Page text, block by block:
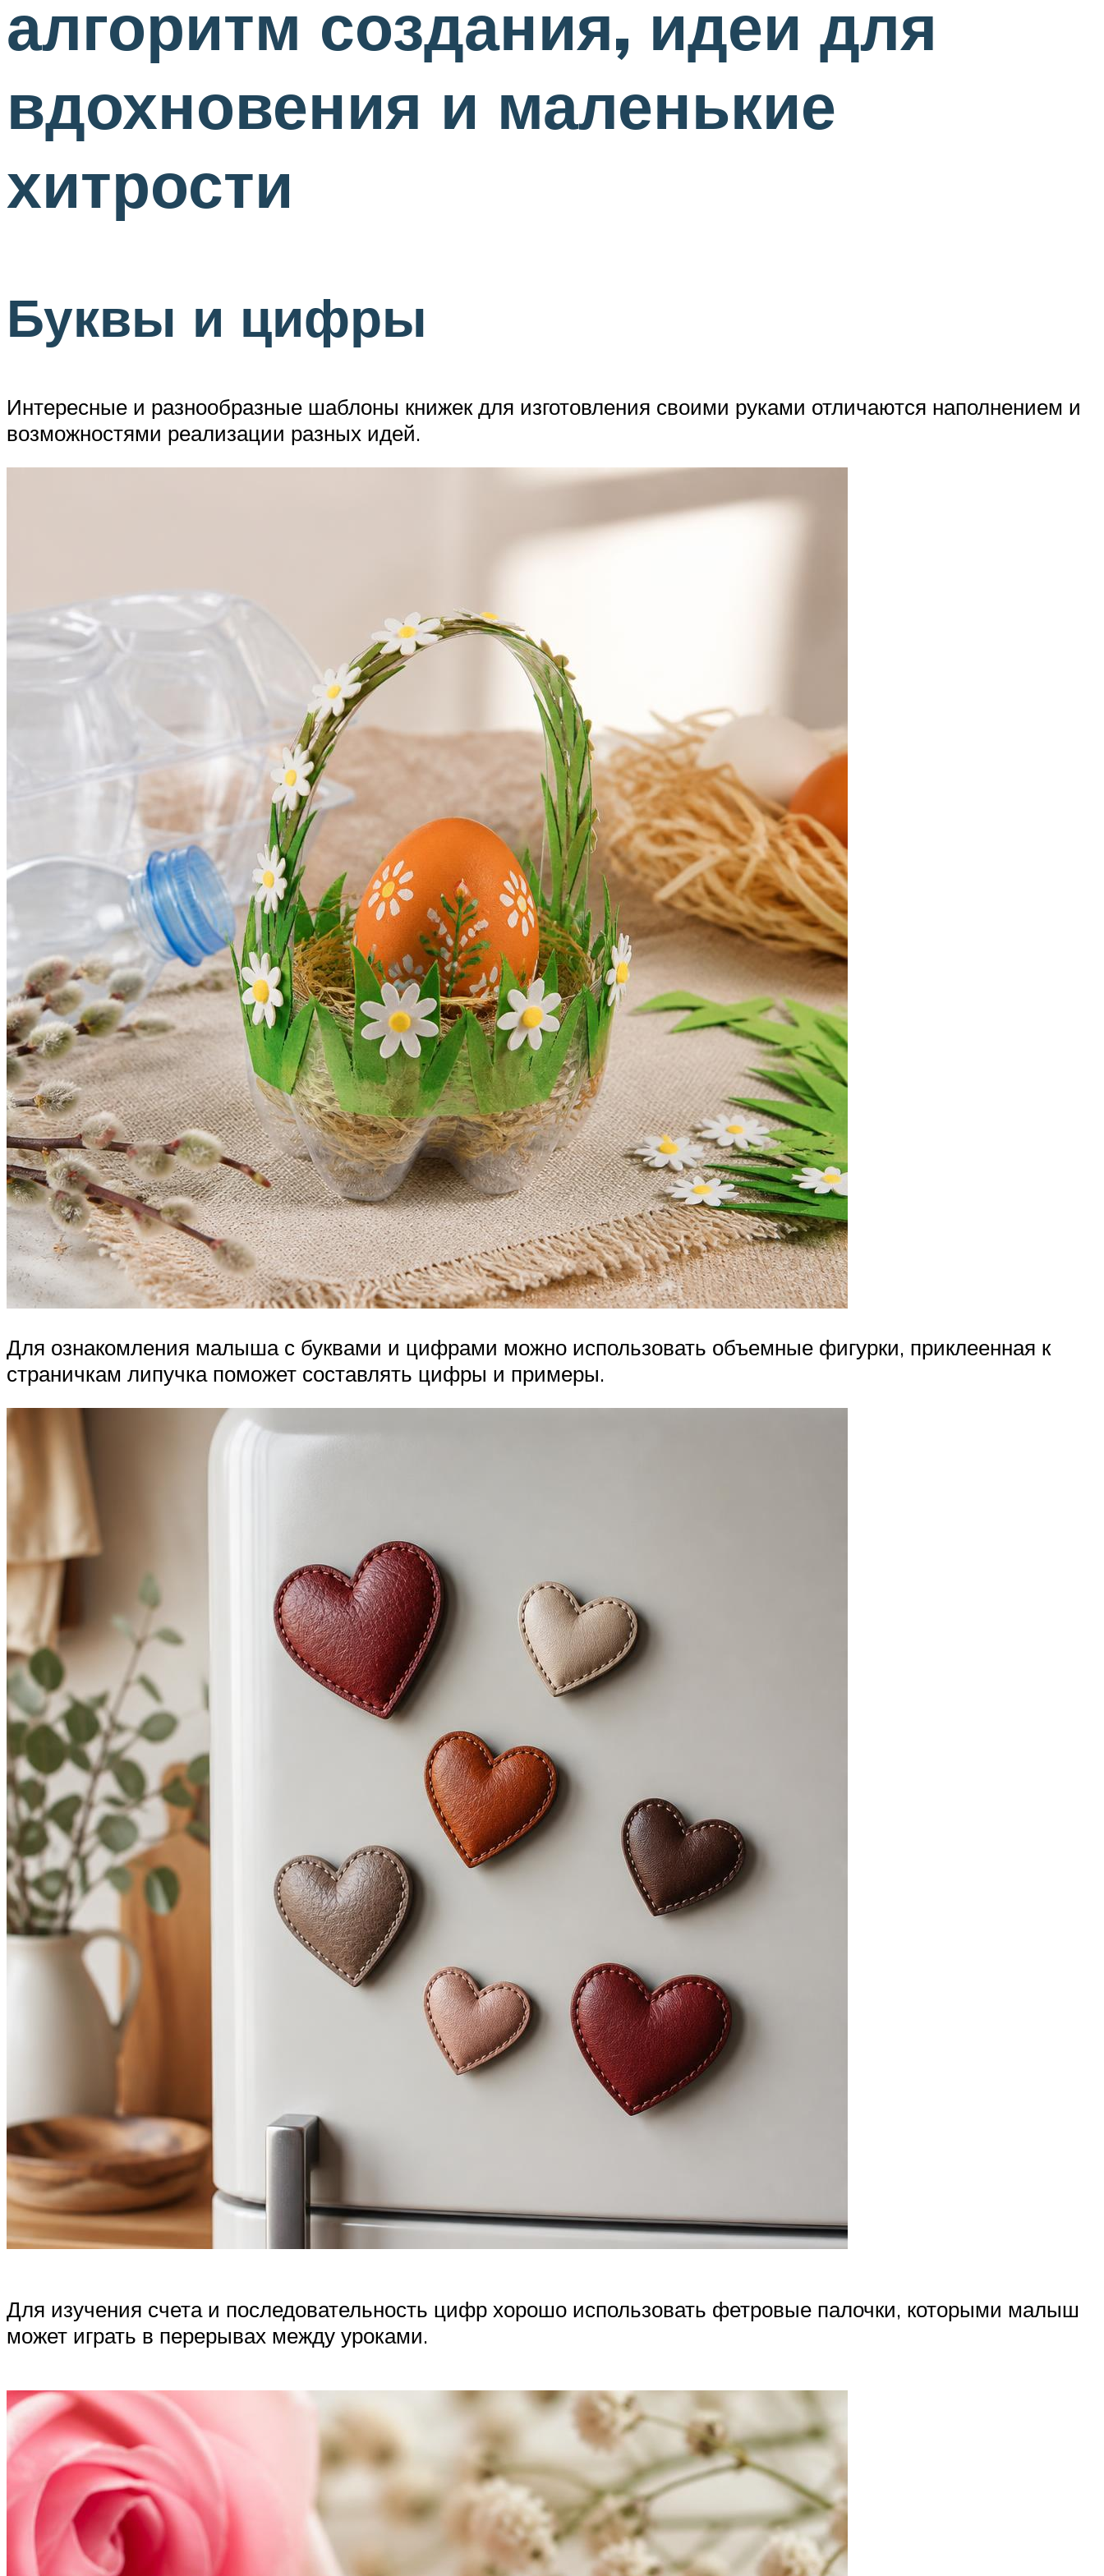
алгоритм создания, идеи для
вдохновения и маленькие
хитрости
Буквы и цифры
Интересные и разнообразные шаблоны книжек для изготовления своими руками отличаются наполнением и
возможностями реализации разных идей.
Для ознакомления малыша с буквами и цифрами можно использовать объемные фигурки, приклеенная к
страничкам липучка поможет составлять цифры и примеры.
Для изучения счета и последовательность цифр хорошо использовать фетровые палочки, которыми малыш
может играть в перерывах между уроками.